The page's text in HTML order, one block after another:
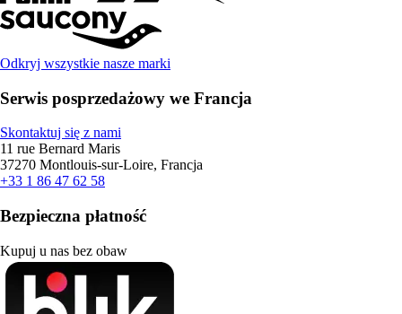
Odkryj wszystkie nasze marki
Serwis posprzedażowy we Francja
Skontaktuj się z nami
11 rue Bernard Maris
37270 Montlouis-sur-Loire, Francja
+33 1 86 47 62 58
Bezpieczna płatność
Kupuj u nas bez obaw